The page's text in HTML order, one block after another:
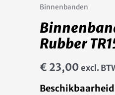
Binnenbanden
Rubber
€ 23,00 excl.